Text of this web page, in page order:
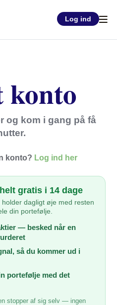
Log ind
konto
og kom i gang på få
konto? Log ind her
gratis i 14 dage
dagligt øje med resten
din portefølje.
— besked når en
så du kommer ud i
portefølje med det
stopper af sig selv — ingen